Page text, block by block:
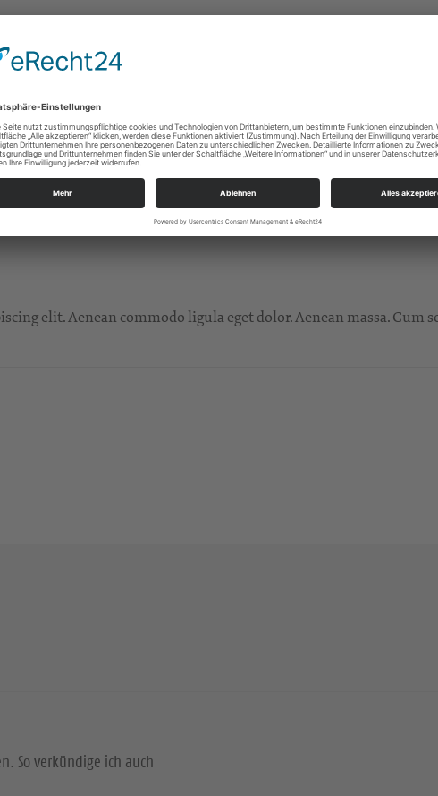
haben die neuen oder wiedergewählten Kirchenvorsteherinnen
elitr, sed diam nonumy eirmod tempor invidunt ut labore et
elit. Aenean commodo ligula eget dolor. Aenean massa. Cum
So verkündige ich auch